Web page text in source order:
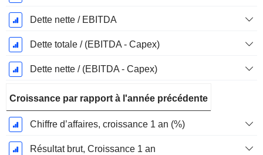
Dette nette / EBITDA
Dette totale / (EBITDA - Capex)
Dette nette / (EBITDA - Capex)
Croissance par rapport à l'année précédente
Chiffre d’affaires, croissance 1 an (%)
Résultat brut, Croissance 1 an